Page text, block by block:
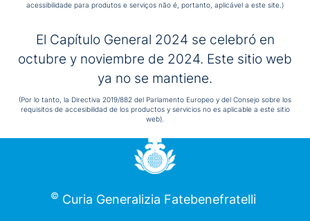
Zum Anfang der Seite
© Curia Generalizia Fatebenefratelli
acessibilidade para produtos e serviços não é, portanto, aplicável a este site.)
El Capítulo General 2024 se celebró en
octubre y noviembre de 2024. Este sitio web
ya no se mantiene.
(Por lo tanto, la Directiva 2019/882 del Parlamento Europeo y del Consejo sobre los
requisitos de accesibilidad de los productos y servicios no es aplicable a este sitio
web).